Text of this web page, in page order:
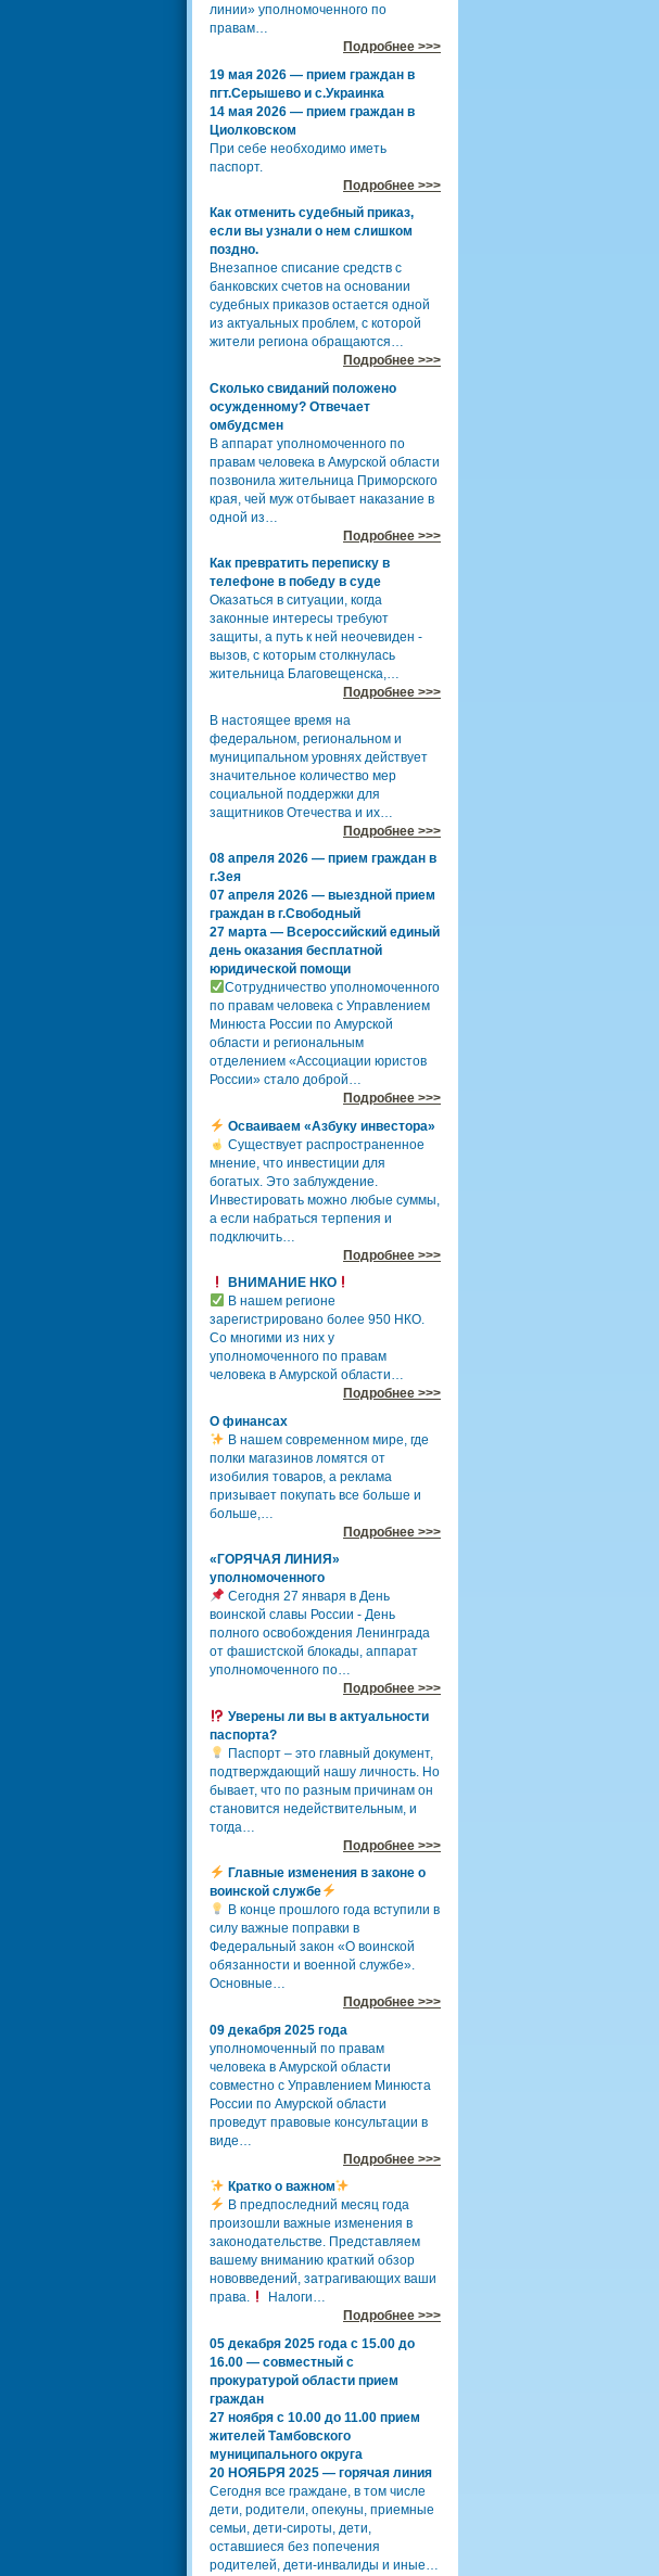
линии» уполномоченного по
правам…
Подробнее >>>
19 мая 2026 — прием граждан в
пгт.Серышево и с.Украинка
14 мая 2026 — прием граждан в
Циолковском
При себе необходимо иметь
паспорт.
Подробнее >>>
Как отменить судебный приказ,
если вы узнали о нем слишком
поздно.
Внезапное списание средств с
банковских счетов на основании
судебных приказов остается одной
из актуальных проблем, с которой
жители региона обращаются…
Подробнее >>>
Сколько свиданий положено
осужденному? Отвечает
омбудсмен
В аппарат уполномоченного по
правам человека в Амурской области
позвонила жительница Приморского
края, чей муж отбывает наказание в
одной из…
Подробнее >>>
Как превратить переписку в
телефоне в победу в суде
Оказаться в ситуации, когда
законные интересы требуют
защиты, а путь к ней неочевиден -
вызов, с которым столкнулась
жительница Благовещенска,…
Подробнее >>>
В настоящее время на
федеральном, региональном и
муниципальном уровнях действует
значительное количество мер
социальной поддержки для
защитников Отечества и их…
Подробнее >>>
08 апреля 2026 — прием граждан в
г.Зея
07 апреля 2026 — выездной прием
граждан в г.Свободный
27 марта — Всероссийский единый
день оказания бесплатной
юридической помощи
Сотрудничество уполномоченного
по правам человека с Управлением
Минюста России по Амурской
области и региональным
отделением «Ассоциации юристов
России» стало доброй…
Подробнее >>>
Осваиваем «Азбуку инвестора»
Существует распространенное
мнение, что инвестиции для
богатых. Это заблуждение.
Инвестировать можно любые суммы,
а если набраться терпения и
подключить…
Подробнее >>>
ВНИМАНИЕ НКО
В нашем регионе
зарегистрировано более 950 НКО.
Со многими из них у
уполномоченного по правам
человека в Амурской области…
Подробнее >>>
О финансах
В нашем современном мире, где
полки магазинов ломятся от
изобилия товаров, а реклама
призывает покупать все больше и
больше,…
Подробнее >>>
«ГОРЯЧАЯ ЛИНИЯ»
уполномоченного
Сегодня 27 января в День
воинской славы России - День
полного освобождения Ленинграда
от фашистской блокады, аппарат
уполномоченного по…
Подробнее >>>
Уверены ли вы в актуальности
паспорта?
Паспорт – это главный документ,
подтверждающий нашу личность. Но
бывает, что по разным причинам он
становится недействительным, и
тогда…
Подробнее >>>
Главные изменения в законе о
воинской службе
В конце прошлого года вступили в
силу важные поправки в
Федеральный закон «О воинской
обязанности и военной службе».
Основные…
Подробнее >>>
09 декабря 2025 года
уполномоченный по правам
человека в Амурской области
совместно с Управлением Минюста
России по Амурской области
проведут правовые консультации в
виде…
Подробнее >>>
Кратко о важном
В предпоследний месяц года
произошли важные изменения в
законодательстве. Представляем
вашему вниманию краткий обзор
нововведений, затрагивающих ваши
права.
Налоги…
Подробнее >>>
05 декабря 2025 года с 15.00 до
16.00 — совместный с
прокуратурой области прием
граждан
27 ноября с 10.00 до 11.00 прием
жителей Тамбовского
муниципального округа
20 НОЯБРЯ 2025 — горячая линия
Сегодня все граждане, в том числе
дети, родители, опекуны, приемные
семьи, дети-сироты, дети,
оставшиеся без попечения
родителей, дети-инвалиды и иные…